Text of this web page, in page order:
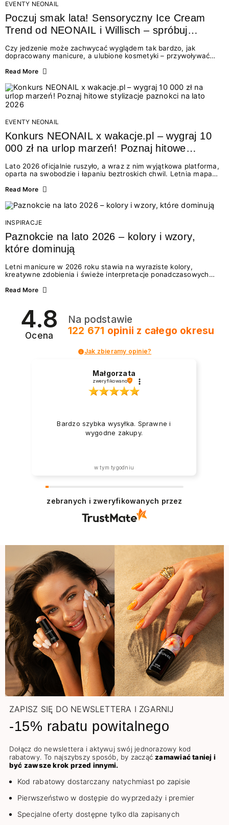
EVENTY NEONAIL
Poczuj smak lata! Sensoryczny Ice Cream
Trend od NEONAIL i Willisch – spróbuj
nowych lodów i odbierz prezent!
Czy jedzenie może zachwycać wyglądem tak bardzo, jak
dopracowany manicure, a ulubione kosmetyki – przywoływać
świata beauty i oszałamiających deserów to coś więcej niż
zmysłami: przez soczysty kolor, aksamitną teksturę,
orzeźwiający zapach i słodki akcent na podniebieniu. Tego lata
NEONAIL łączy siły z marką Willisch, tworząc unikalny projekt
na styku jedzenia i piękna....
Read More
EVENTY NEONAIL
Konkurs NEONAIL x wakacje.pl – wygraj 10
000 zł na urlop marzeń! Poznaj hitowe
Lato 2026 oficjalnie ruszyło, a wraz z nim wyjątkowa platforma,
oparta na swobodzie i łapaniu beztroskich chwil. Letnia mapa
doświadczenia wakacji – od spontanicznych wyjazdów, przez
Motywem przewodnim jest eksplorowanie i kolekcjonowanie
letnich momentów. Z tej okazji przygotowaliśmy coś absolutnie
wyjątkowego: wielki konkurs z wakacje.pl oraz dawkę
najgorętszych trendów w...
Read More
INSPIRACJE
Paznokcie na lato 2026 – kolory i wzory,
które dominują
Letni manicure w 2026 roku stawia na wyraziste kolory,
kreatywne zdobienia i świeże interpretacje ponadczasowych
zarówno energetycznych odcieni inspirowanych wakacjami, jak
2026? Znajdź inspirację dla swojego manicure!
Read More
4.8
Ocena
Na podstawie
122 671 opinii z całego okresu
Jak zbieramy opinie?
Małgorzata
zweryfikowano
Bardzo szybka wysyłka. Sprawne i
wygodne zakupy.
w tym tygodniu
zebranych i zweryfikowanych przez
ZAPISZ SIĘ DO NEWSLETTERA I ZGARNIJ
-15% rabatu powitalnego
Dołącz do newslettera i aktywuj swój jednorazowy kod
rabatowy. To najszybszy sposób, by zacząćzamawiać taniej i
być zawsze krok przed innymi.
Kod rabatowy dostarczany natychmiast po zapisie
Pierwszeństwo w dostępie do wyprzedaży i premier
Specjalne oferty dostępne tylko dla zapisanych